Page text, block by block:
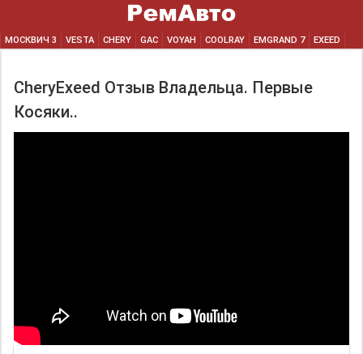
МОСКВИЧ 3 VESTA CHERY GAC VOYAH COOLRAY EMGRAND 7 EXEED
CheryExeed Отзыв Владельца. Первые
Косяки..